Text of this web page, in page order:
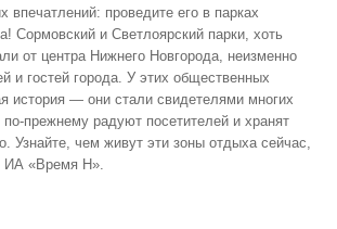
проведите его в парках
Сормовский и Светлоярский парки, хоть
от центра Нижнего Новгорода, неизменно
и гостей города. У этих общественных
история — они стали свидетелями многих
радуют посетителей и хранят
Узнайте, чем живут эти зоны отдыха сейчас,
ИА «Время Н».